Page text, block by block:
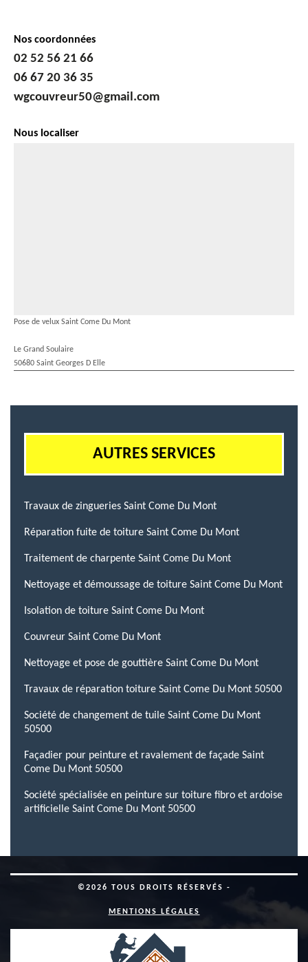
Nos coordonnées
02 52 56 21 66
06 67 20 36 35
wgcouvreur50@gmail.com
Nous localiser
Pose de velux Saint Come Du Mont
Le Grand Soulaire
50680 Saint Georges D Elle
AUTRES SERVICES
Travaux de zingueries Saint Come Du Mont
Réparation fuite de toiture Saint Come Du Mont
Traitement de charpente Saint Come Du Mont
Nettoyage et démoussage de toiture Saint Come Du Mont
Isolation de toiture Saint Come Du Mont
Couvreur Saint Come Du Mont
Nettoyage et pose de gouttière Saint Come Du Mont
Travaux de réparation toiture Saint Come Du Mont 50500
Société de changement de tuile Saint Come Du Mont
50500
Façadier pour peinture et ravalement de façade Saint
Come Du Mont 50500
Société spécialisée en peinture sur toiture fibro et ardoise
artificielle Saint Come Du Mont 50500
©2026 TOUS DROITS RÉSERVÉS -
MENTIONS LÉGALES